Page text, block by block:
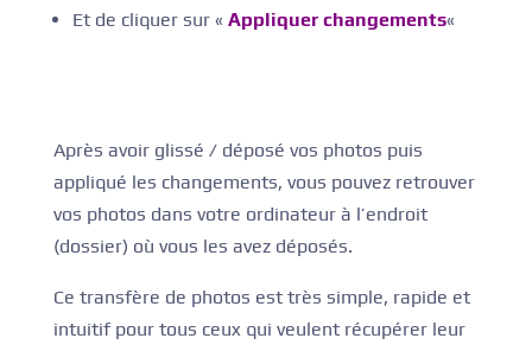
Et de cliquer sur « Appliquer changements«
Après avoir glissé / déposé vos photos puis
appliqué les changements, vous pouvez retrouver
vos photos dans votre ordinateur à l’endroit
(dossier) où vous les avez déposés.
Ce transfère de photos est très simple, rapide et
intuitif pour tous ceux qui veulent récupérer leur